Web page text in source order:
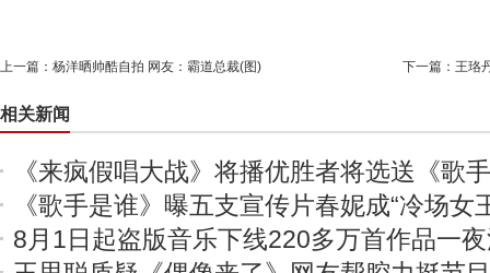
上一篇： 杨洋晒帅酷自拍 网友：霸道总裁(图) 下一篇： 王珞
相关新闻
《来疯假唱大战》将播优胜者将选送《歌
《歌手是谁》曝五支宣传片春妮成“冷场女
8月1日起盗版音乐下线220多万首作品一